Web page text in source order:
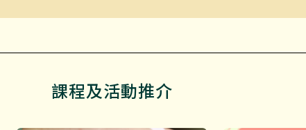
課程及活動推介